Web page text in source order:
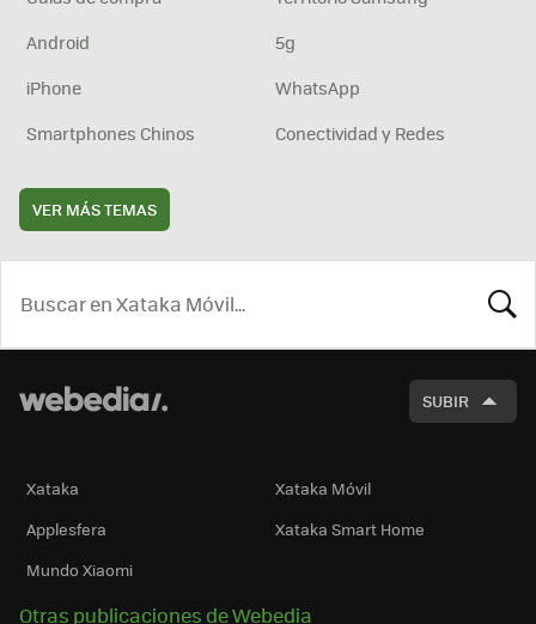
Android
5g
iPhone
WhatsApp
Smartphones Chinos
Conectividad y Redes
VER MÁS TEMAS
SUBIR
Xataka
Xataka Móvil
Applesfera
Xataka Smart Home
Mundo Xiaomi
Otras publicaciones de Webedia